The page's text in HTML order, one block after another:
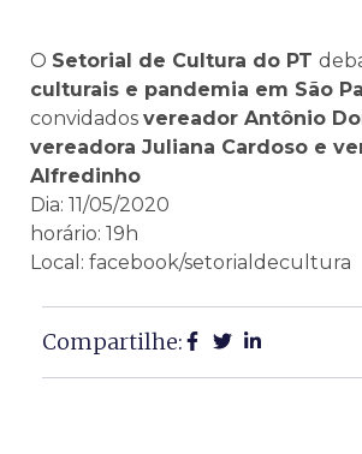
O Setorial de Cultura do PT
culturais e pandemia em São
convidados vereador Antônio
vereadora Juliana Cardoso e
Alfredinho
Dia: 11/05/2020
horário: 19h
Local: facebook/setorialdecultura
Compartilhe: